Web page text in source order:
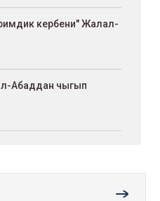
кербени" Жалал-
Абаддан чыгып